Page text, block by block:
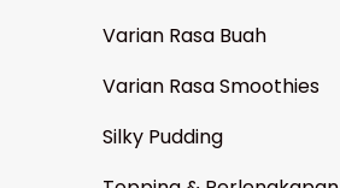
Varian Rasa Buah
Varian Rasa Smoothies
Silky Pudding